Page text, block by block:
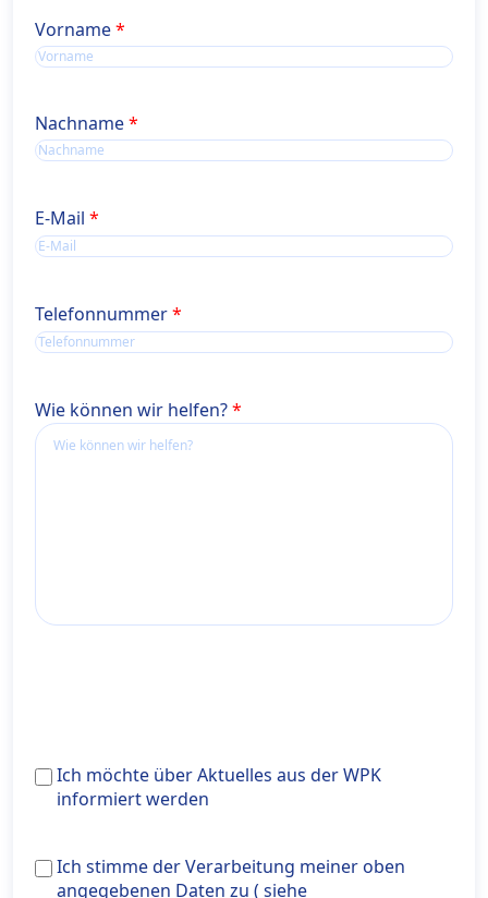
Name
Vorname
Name
Nachname
E-Mail
Telefonnummer
Wie können wir helfen?
Ich
möchte
aus
Ich möchte über Aktuelles aus der WPK
informiert werden
Ich stimme der Verarbeitung meiner oben
Daten zu ( siehe <a href="https://wiener-
Ich stimme der Verarbeitung meiner oben
angegebenen Daten zu ( siehe